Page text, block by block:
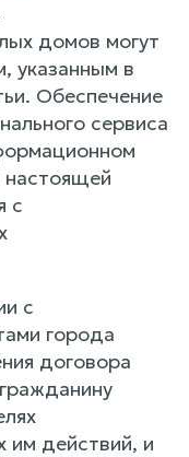
домов могут
указанным в
Обеспечение
сервиса
настоящей
с
с
города
договора
им действий, и